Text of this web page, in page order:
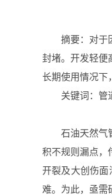
摘要：对于
封堵。开发轻便
长期使用情况下
关键词：管
石油天然气
积不规则漏点，
开裂及大创伤面
难。为此，亟需